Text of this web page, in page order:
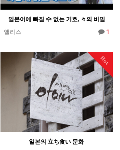
일본어에 빠질 수 없는 기호, 々의 비밀
앨리스
1
Hot
일본의 立ち食い 문화